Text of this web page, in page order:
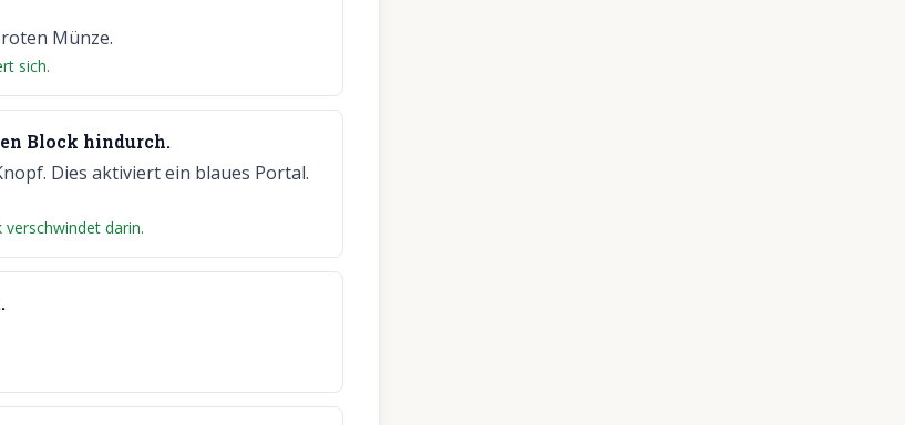
Münze.
sich.
Block hindurch.
Dies aktiviert ein blaues Portal.
darin.